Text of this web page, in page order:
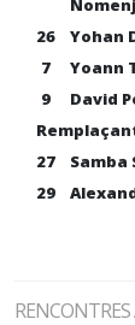
26
Yohan
7
Yoann
9
David
27
Samba
29